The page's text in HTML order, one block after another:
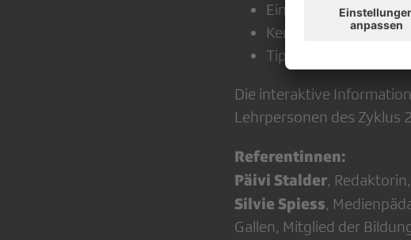
Einführung in die
Kennenlernen der
Tipps und Tricks aus
Die interaktive
Lehrpersonen des Zyklus
Referentinnen:
Päivi Stalder,
Silvie Spiess,
Gallen, Mitglied der